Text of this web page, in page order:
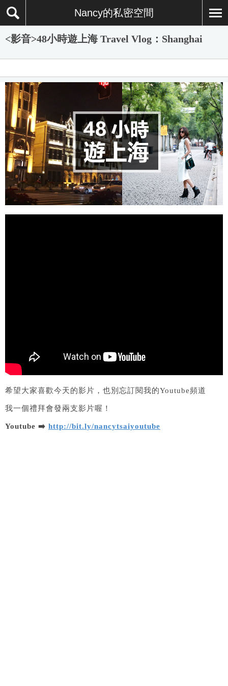
Nancy的私密空間
<影音>48小時遊上海 Travel Vlog：Shanghai
希望大家喜歡今天的影片，也別忘訂閱我的Youtube頻道
我一個禮拜會發兩支影片喔！
Youtube ➡️ http://bit.ly/nancytsaiyoutube